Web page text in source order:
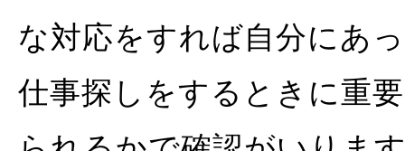
な対応をすれば自分にあ
仕事探しをするときに重